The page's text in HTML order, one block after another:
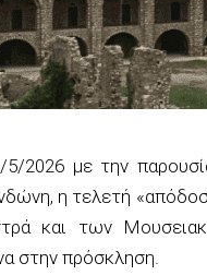
5/2026 με την
η τελετή
και των
στην πρόσκληση.